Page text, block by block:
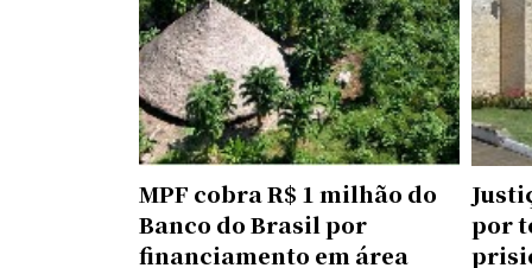
MPF cobra R$ 1 milhão do
Banco do Brasil por
financiamento em área
por